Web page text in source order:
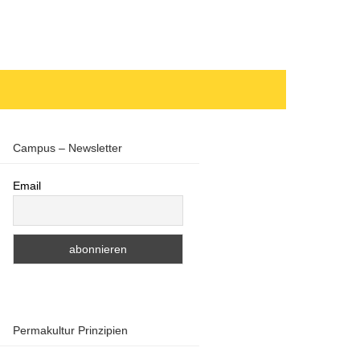
Campus – Newsletter
Email
Permakultur Prinzipien